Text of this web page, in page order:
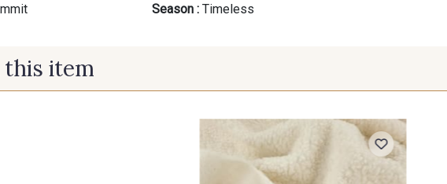
Season : Timeless
this item